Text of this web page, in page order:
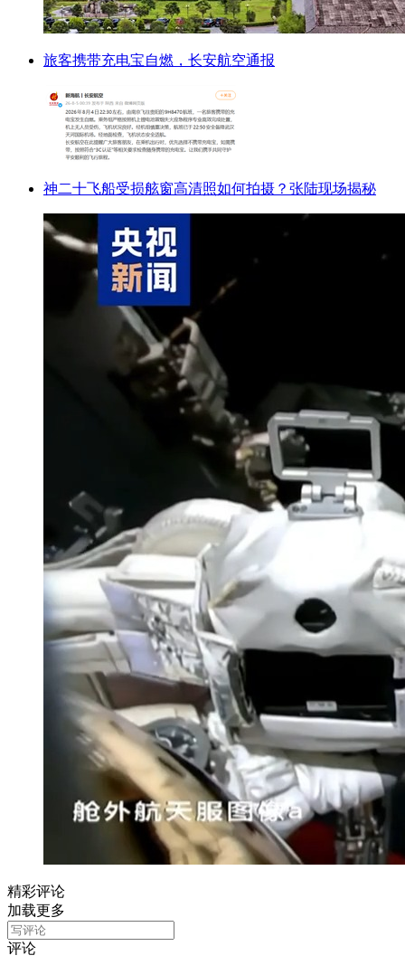
旅客携带充电宝自燃，长安航空通报
神二十飞船受损舷窗高清照如何拍摄？张陆现场揭秘
精彩评论
加载更多
评论